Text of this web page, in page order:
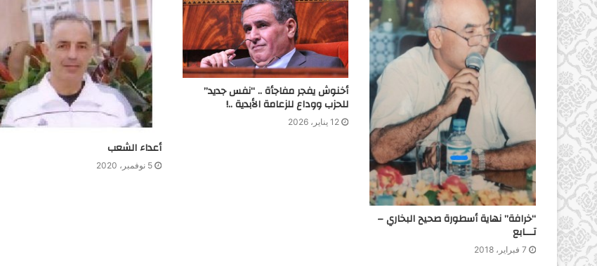
“خرافة” نهاية أسطورة صحيح البخاري –
تـــابع
7 فبراير، 2018
أخنوش يفجر مفاجأة .. “نفس جديد”
للحزب ووداع للزعامة الأبدية ..!
12 يناير، 2026
أعداء الشعب
5 نوفمبر، 2020